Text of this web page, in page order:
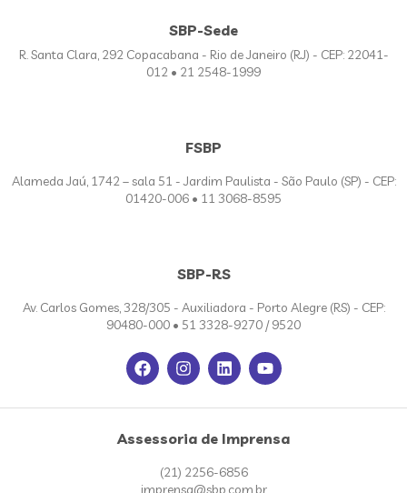
SBP-Sede
R. Santa Clara, 292 Copacabana - Rio de Janeiro (RJ) - CEP: 22041-
012 • 21 2548-1999
FSBP
Alameda Jaú, 1742 – sala 51 - Jardim Paulista - São Paulo (SP) - CEP:
01420-006 • 11 3068-8595
SBP-RS
Av. Carlos Gomes, 328/305 - Auxiliadora - Porto Alegre (RS) - CEP:
90480-000 • 51 3328-9270 / 9520
Assessoria de Imprensa
(21) 2256-6856
imprensa@sbp.com.br